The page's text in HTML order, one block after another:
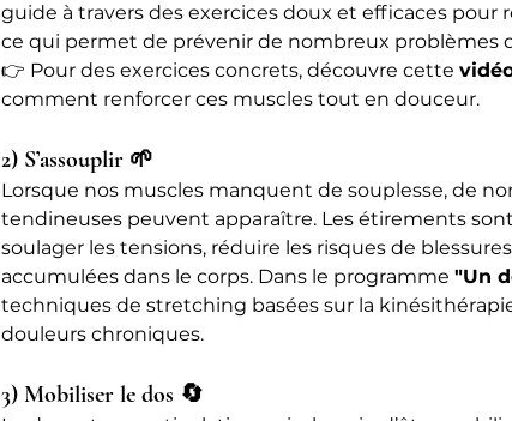
guide à travers des exercices doux et efficaces pour
ce qui permet de prévenir de nombreux problèmes
👉 Pour des exercices concrets, découvre cette
comment renforcer ces muscles tout en douceur.
2) S’assouplir 🌱
Lorsque nos muscles manquent de souplesse, de
tendineuses peuvent apparaître. Les étirements
soulager les tensions, réduire les risques de
accumulées dans le corps. Dans le programme "Un
techniques de stretching basées sur la
douleurs chroniques.
3) Mobiliser le dos 🔄